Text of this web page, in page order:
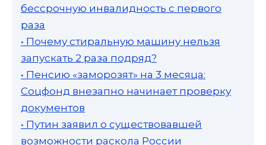
бессрочную инвалидность с первого
раза
• Почему стиральную машину нельзя
запускать 2 раза подряд?
• Пенсию «заморозят» на 3 месяца:
Соцфонд внезапно начинает проверку
документов
• Путин заявил о существовавшей
возможности раскола России